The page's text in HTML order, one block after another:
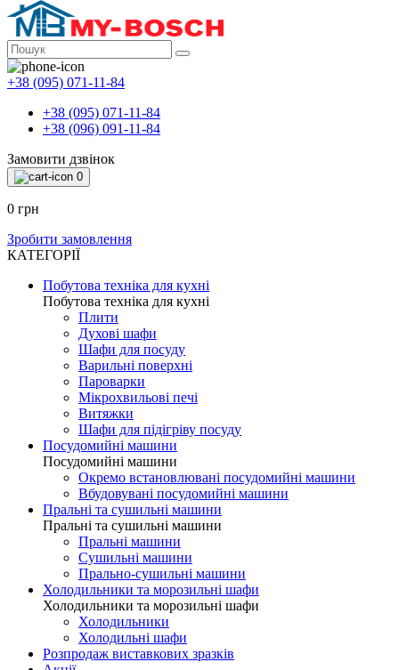
+38 (095) 071-11-84
+38 (095) 071-11-84
+38 (096) 091-11-84
Замовити дзвінок
0
0 грн
Зробити замовлення
КАТЕГОРІЇ
Побутова техніка для кухні
Побутова техніка для кухні
Плити
Духові шафи
Шафи для посуду
Варильні поверхні
Пароварки
Мікрохвильові печі
Витяжки
Шафи для підігріву посуду
Посудомийні машини
Посудомийні машини
Окремо встановлювані посудомийні машини
Вбудовувані посудомийні машини
Пральні та сушильні машини
Пральні та сушильні машини
Пральні машини
Сушильні машини
Прально-сушильні машини
Холодильники та морозильні шафи
Холодильники та морозильні шафи
Холодильники
Холодильні шафи
Розпродаж виставкових зразків